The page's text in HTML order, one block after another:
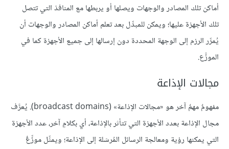
أماكن تلك المصادر والوجهات ويصلها أو يربطها مع المنافذ التي تتصل
تلك الأجهزة عليها؛ ويمكن للمبدِّل بعد تعلم أماكن المصادر والوجهات أن
يُمرِّر الرزم إلى الوجهة المحددة دون إرسالها إلى جميع الأجهزة كما في
الموزَّع.
مجالات الإذاعة
مفهومٌ مهمٌ آخر هو «مجالات الإذاعة» (broadcast domains). يُعرَّف
مجال الإذاعة بعدد الأجهزة التي تتأثر بالإذاعة، أي بكلامٍ آخر، عدد الأجهزة
التي يمكنها رؤية ومعالجة الرسائل المُرسَلة إلى الإذاعة؛ ويمثِّل موزِّعٌ